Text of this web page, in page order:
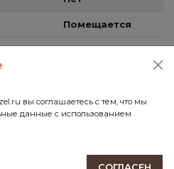
Помещается
вы соглашаетесь с тем, что мы
данные с использованием
СОГЛАСЕН